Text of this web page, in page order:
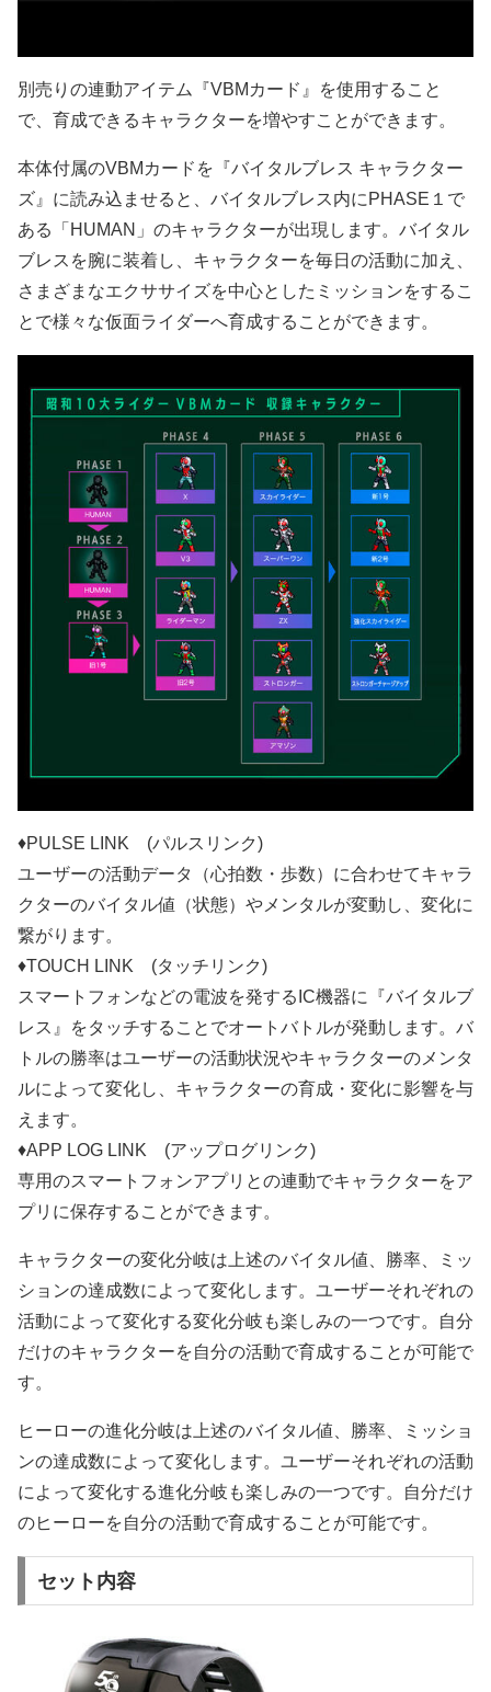
別売りの連動アイテム『VBMカード』を使用すること
で、育成できるキャラクターを増やすことができます。
本体付属のVBMカードを『バイタルブレス キャラクター
ズ』に読み込ませると、バイタルブレス内にPHASE１で
ある「HUMAN」のキャラクターが出現します。バイタル
ブレスを腕に装着し、キャラクターを毎日の活動に加え、
さまざまなエクササイズを中心としたミッションをするこ
とで様々な仮面ライダーへ育成することができます。
♦PULSE LINK (パルスリンク)
ユーザーの活動データ（心拍数・歩数）に合わせてキャラ
クターのバイタル値（状態）やメンタルが変動し、変化に
繋がります。
♦TOUCH LINK (タッチリンク)
スマートフォンなどの電波を発するIC機器に『バイタルブ
レス』をタッチすることでオートバトルが発動します。バ
トルの勝率はユーザーの活動状況やキャラクターのメンタ
ルによって変化し、キャラクターの育成・変化に影響を与
えます。
♦APP LOG LINK (アップログリンク)
専用のスマートフォンアプリとの連動でキャラクターをア
プリに保存することができます。
キャラクターの変化分岐は上述のバイタル値、勝率、ミッ
ションの達成数によって変化します。ユーザーそれぞれの
活動によって変化する変化分岐も楽しみの一つです。自分
だけのキャラクターを自分の活動で育成することが可能で
す。
ヒーローの進化分岐は上述のバイタル値、勝率、ミッショ
ンの達成数によって変化します。ユーザーそれぞれの活動
によって変化する進化分岐も楽しみの一つです。自分だけ
のヒーローを自分の活動で育成することが可能です。
セット内容